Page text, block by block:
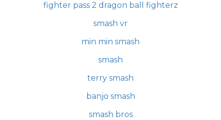
fighter pass 2 dragon ball fighterz
smash vr
min min smash
smash
terry smash
banjo smash
smash bros